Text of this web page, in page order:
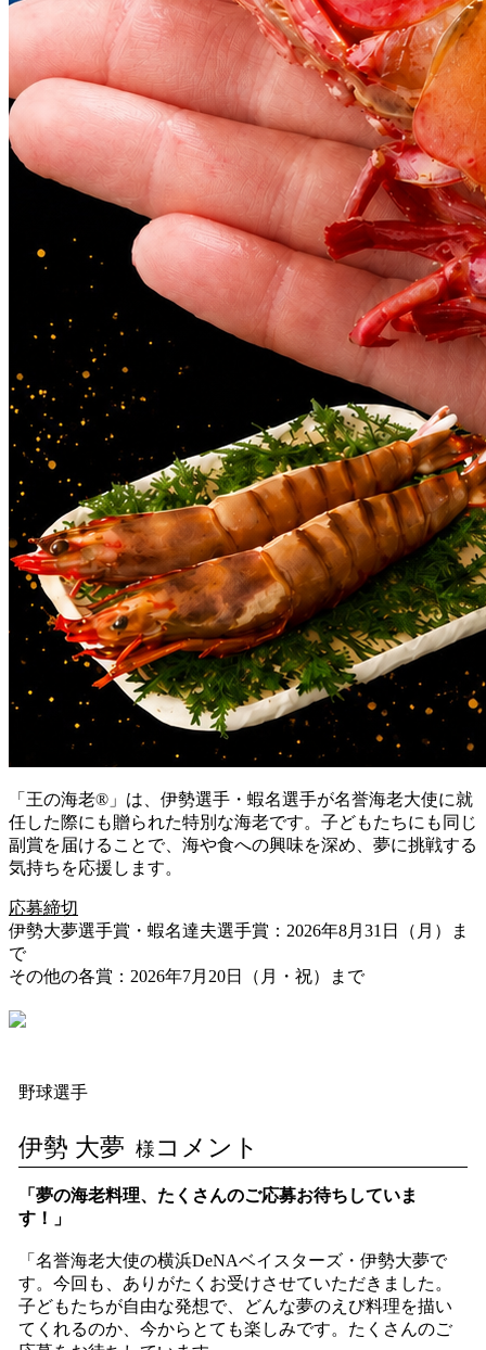
「王の海老®」は、伊勢選手・蝦名選手が名誉海老大使に就
任した際にも贈られた特別な海老です。子どもたちにも同じ
副賞を届けることで、海や食への興味を深め、夢に挑戦する
気持ちを応援します。
応募締切
伊勢大夢選手賞・蝦名達夫選手賞：2026年8月31日（月）ま
で
その他の各賞：2026年7月20日（月・祝）まで
野球選手
伊勢 大夢 様 コメント
「夢の海老料理、たくさんのご応募お待ちしていま
す！」
「名誉海老大使の横浜DeNAベイスターズ・伊勢大夢で
す。今回も、ありがたくお受けさせていただきました。
子どもたちが自由な発想で、どんな夢のえび料理を描い
てくれるのか、今からとても楽しみです。たくさんのご